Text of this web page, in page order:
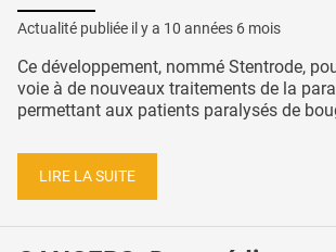
Actualité publiée il y a 10 années 6 mois
Ce développement, nommé Stentrode,
voie à de nouveaux traitements de la
permettant aux patients paralysés de
LIRE LA SUITE